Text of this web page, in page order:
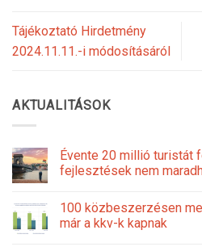
Tájékoztató Hirdetmény
2024.11.11.-i módosításáról
AKTUALITÁSOK
Évente 20 millió turistát
fejlesztések nem
100 közbeszerzésen
már a kkv-k kapnak